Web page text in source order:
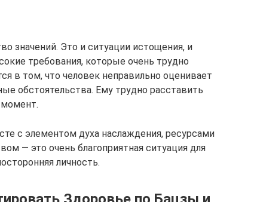
значений. Это и ситуации истощения, и
требования, которые очень трудно
в том, что человек неправильно оценивает
обстоятельства. Ему трудно расставить
с элементом духа наслаждения, ресурсами
— это очень благоприятная ситуация для
личность.